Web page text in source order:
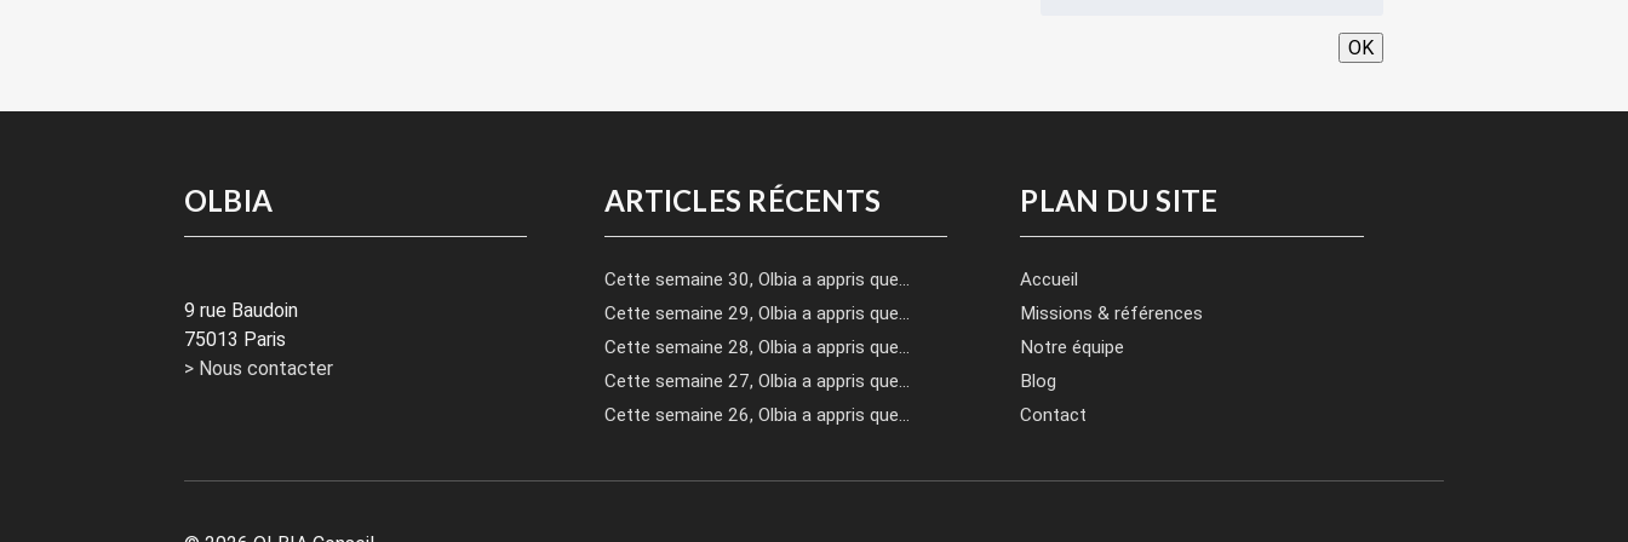
OK
OLBIA
9 rue Baudoin
75013 Paris
> Nous contacter
ARTICLES RÉCENTS
Cette semaine 30, Olbia a appris que…
Cette semaine 29, Olbia a appris que…
Cette semaine 28, Olbia a appris que…
Cette semaine 27, Olbia a appris que…
Cette semaine 26, Olbia a appris que…
PLAN DU SITE
Accueil
Missions & références
Notre équipe
Blog
Contact